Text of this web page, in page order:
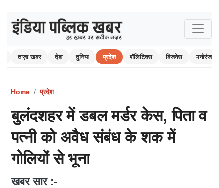
ताज़ा खबर देश दुनिया प्रदेश पॉलिटिक्स बिजनेस मनोरंजन
Home प्रदेश
बुलंदशहर में डबल मर्डर केस, पिता व
पत्नी को अवैध संबंध के शक में
गोलियों से भूना
खबर सार :-